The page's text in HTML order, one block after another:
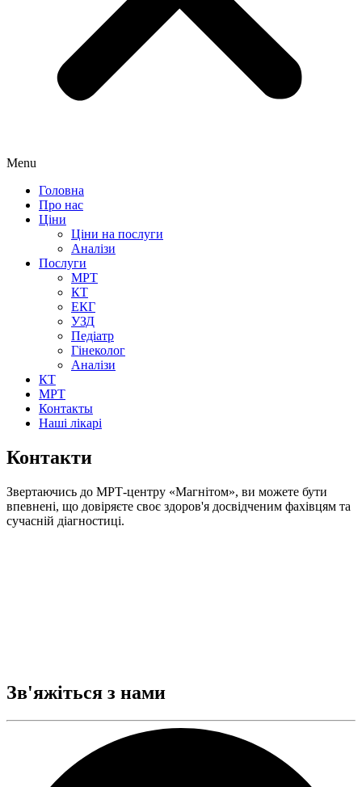
Menu
Головна
Про нас
Ціни
Ціни на послуги
Аналізи
Послуги
МРТ
КТ
ЕКГ
УЗД
Педіатр
Гінеколог
Аналізи
КТ
МРТ
Контакты
Наші лікарі
Контакти
Звертаючись до МРТ-центру «Магнітом», ви можете бути
впевнені, що довіряєте своє здоров'я досвідченим фахівцям та
сучасній діагностиці.
Зв'яжіться з нами